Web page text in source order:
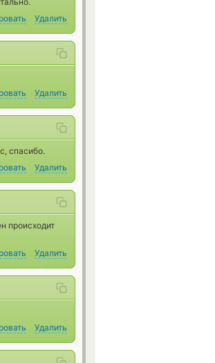
Удалить
Удалить
спасибо.
Удалить
происходит
Удалить
Удалить